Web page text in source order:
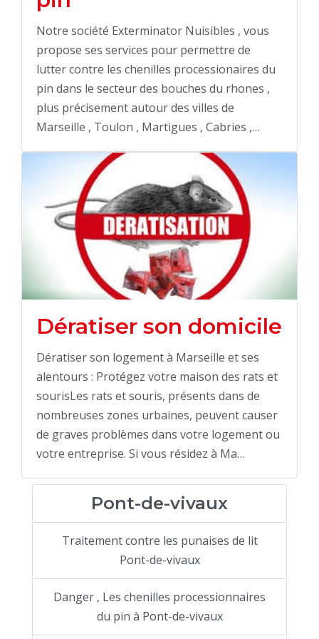
Notre société Exterminator Nuisibles , vous
propose ses services pour permettre de
lutter contre les chenilles processionaires du
pin dans le secteur des bouches du rhones ,
plus précisement autour des villes de
Marseille , Toulon , Martigues , Cabries ,…
Dératiser son domicile
Dératiser son logement à Marseille et ses
alentours : Protégez votre maison des rats et
sourisLes rats et souris, présents dans de
nombreuses zones urbaines, peuvent causer
de graves problèmes dans votre logement ou
votre entreprise. Si vous résidez à Ma…
Pont-de-vivaux
Traitement contre les punaises de lit
Pont-de-vivaux
Danger , Les chenilles processionnaires
du pin à Pont-de-vivaux